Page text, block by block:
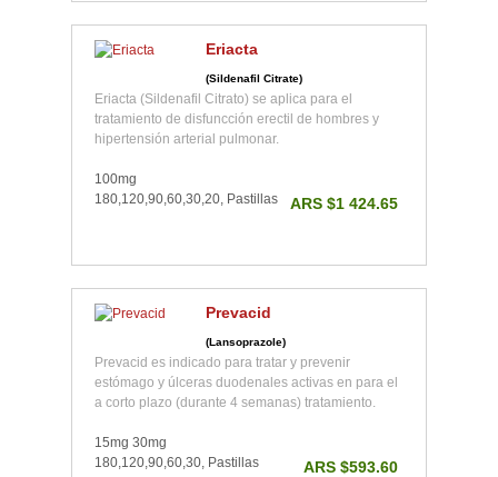
Eriacta
(Sildenafil Citrate)
Eriacta (Sildenafil Citrato) se aplica para el
tratamiento de disfuncción erectil de hombres y
hipertensión arterial pulmonar.
100mg
180,120,90,60,30,20, Pastillas
ARS $1 424.65
Prevacid
(Lansoprazole)
Prevacid es indicado para tratar y prevenir
estómago y úlceras duodenales activas en para el
a corto plazo (durante 4 semanas) tratamiento.
15mg 30mg
180,120,90,60,30, Pastillas
ARS $593.60